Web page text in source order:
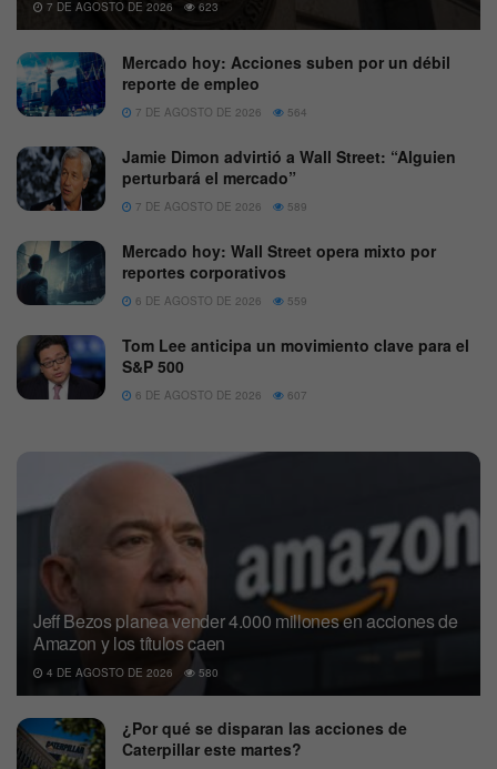
7 DE AGOSTO DE 2026 623
Mercado hoy: Acciones suben por un débil
reporte de empleo
7 DE AGOSTO DE 2026 564
Jamie Dimon advirtió a Wall Street: “Alguien
perturbará el mercado”
7 DE AGOSTO DE 2026 589
Mercado hoy: Wall Street opera mixto por
reportes corporativos
6 DE AGOSTO DE 2026 559
Tom Lee anticipa un movimiento clave para el
S&P 500
6 DE AGOSTO DE 2026 607
Jeff Bezos planea vender 4.000 millones en acciones de
Amazon y los títulos caen
4 DE AGOSTO DE 2026 580
¿Por qué se disparan las acciones de
Caterpillar este martes?